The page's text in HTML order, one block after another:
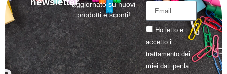
aggiornato su nuovi
prodotti e sconti!
Ho letto e
accetto il
trattamentodei
miei dati per la